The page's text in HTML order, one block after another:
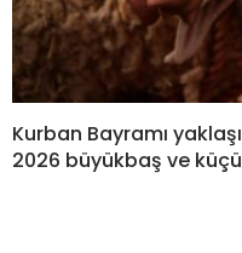
Kurban Bayramı
2026 büyükbaş ve